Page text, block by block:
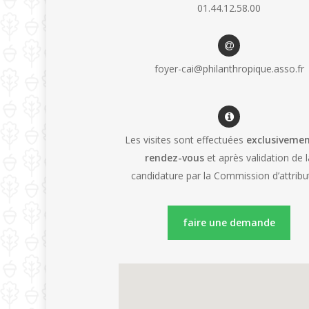
01.44.12.58.00
foyer-cai@philanthropique.asso.fr
Les visites sont effectuées
rendez-vous et après validation de
candidature par la Commission
faire une demande